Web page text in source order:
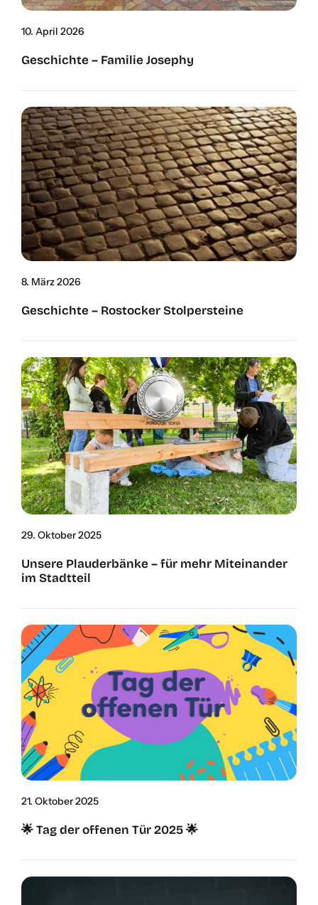
10. April 2026
Geschich­te – Fami­lie Jose­phy
8. März 2026
Geschich­te – Ros­to­cker Stol­per­stei­ne
29. Okto­ber 2025
Unse­re Plau­der­bän­ke – für mehr Mit­ein­an­der
im Stadt­teil
21. Okto­ber 2025
🌟 Tag der offe­nen Tür 2025 🌟